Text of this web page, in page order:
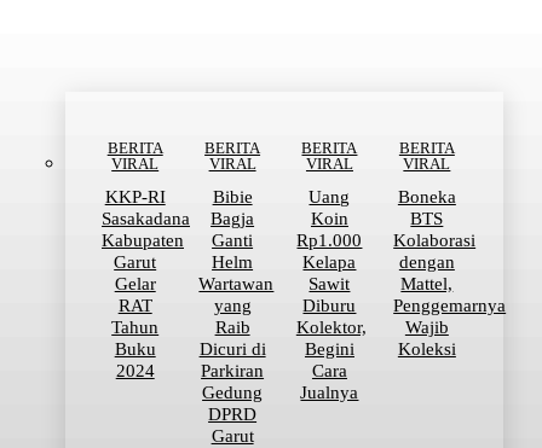
BERITA
VIRAL
KKP-RI
Sasakadana
Kabupaten
Garut
Gelar
RAT
Tahun
Buku
2024
BERITA
VIRAL
Bibie
Bagja
Ganti
Helm
Wartawan
yang
Raib
Dicuri di
Parkiran
Gedung
DPRD
Garut
BERITA
VIRAL
Uang
Koin
Rp1.000
Kelapa
Sawit
Diburu
Kolektor,
Begini
Cara
Jualnya
BERITA
VIRAL
Boneka
BTS
Kolaborasi
dengan
Mattel,
Penggemarnya
Wajib
Koleksi